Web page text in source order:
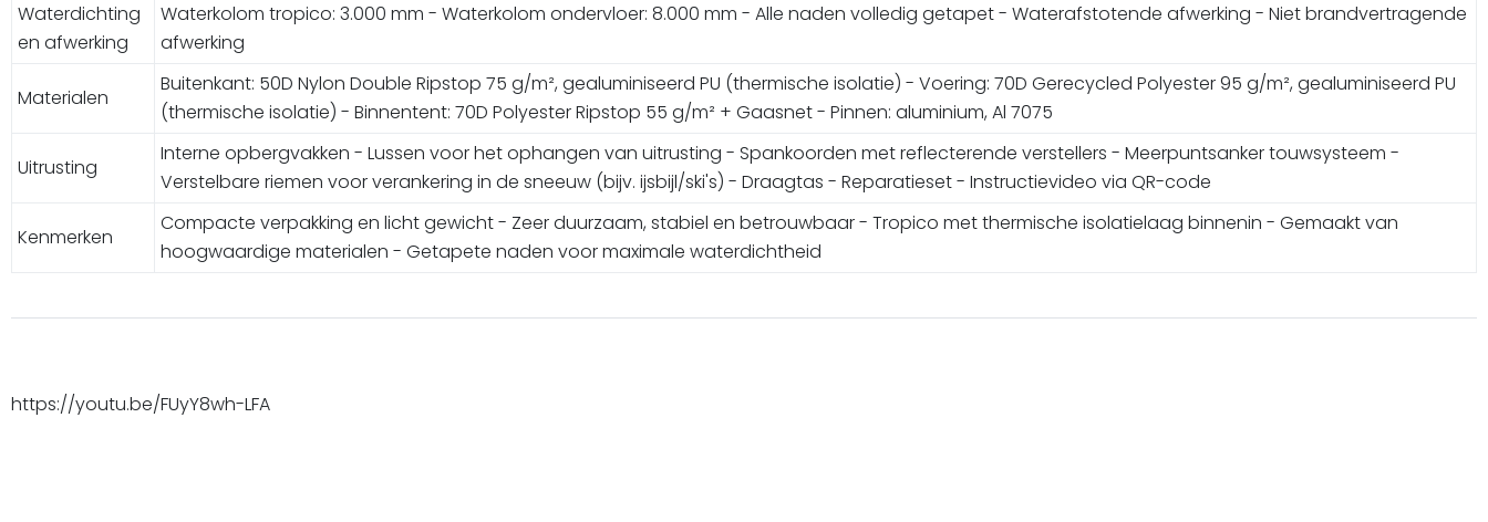
Waterdichting
en afwerking
Waterkolom tropico: 3.000 mm - Waterkolom ondervloer: 8.000 mm - Alle naden volledig getapet - Waterafstotende afwerking - Niet brandvertragende
afwerking
Materialen
Buitenkant: 50D Nylon Double Ripstop 75 g/m², gealuminiseerd PU (thermische isolatie) - Voering: 70D Gerecycled Polyester 95 g/m², gealuminiseerd PU
(thermische isolatie) - Binnentent: 70D Polyester Ripstop 55 g/m² + Gaasnet - Pinnen: aluminium, Al 7075
Uitrusting
Interne opbergvakken - Lussen voor het ophangen van uitrusting - Spankoorden met reflecterende verstellers - Meerpuntsanker touwsysteem -
Verstelbare riemen voor verankering in de sneeuw (bijv. ijsbijl/ski's) - Draagtas - Reparatieset - Instructievideo via QR-code
Kenmerken
Compacte verpakking en licht gewicht - Zeer duurzaam, stabiel en betrouwbaar - Tropico met thermische isolatielaag binnenin - Gemaakt van
hoogwaardige materialen - Getapete naden voor maximale waterdichtheid
https://youtu.be/FUyY8wh-LFA